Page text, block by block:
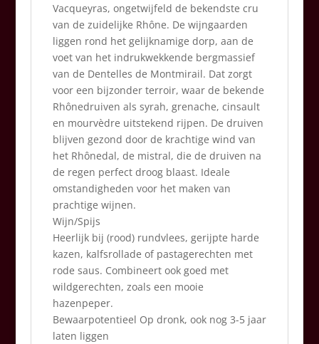
Vacqueyras, ongetwijfeld de bekendste cru
van de zuidelijke Rhône. De wijngaarden
liggen rond het gelijknamige dorp, aan de
voet van het indrukwekkende bergmassief
van de Dentelles de Montmirail. Dat zorgt
voor een bijzonder terroir, waar de bekende
Rhônedruiven als syrah, grenache, cinsault
en mourvèdre uitstekend rijpen. De druiven
blijven gezond door de krachtige wind van
het Rhônedal, de mistral, die de druiven na
de regen perfect droog blaast. Ideale
omstandigheden voor het maken van
prachtige wijnen.
Wijn/Spijs
Heerlijk bij (rood) rundvlees, gerijpte harde
kazen, kalfsrollade of pastagerechten met
rode saus. Combineert ook goed met
wildgerechten, zoals een mooie
hazenpeper.
Bewaarpotentieel Op dronk, ook nog 3-5 jaar
laten liggen